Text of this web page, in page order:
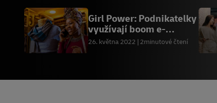
Girl Power: Podnikatelky
využívají boom e-
commerce v Africe
26. května 2022 2minutové čtení